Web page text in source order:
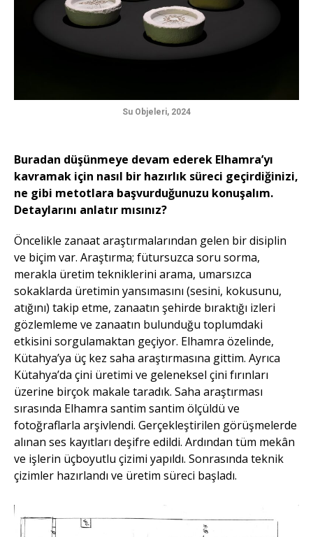
Su Objeleri, 2024
Buradan düşünmeye devam ederek Elhamra’yı
kavramak için nasıl bir hazırlık süreci geçirdiğinizi,
ne gibi metotlara başvurduğunuzu konuşalım.
Detaylarını anlatır mısınız?
Öncelikle zanaat araştırmalarından gelen bir disiplin
ve biçim var. Araştırma; fütursuzca soru sorma,
merakla üretim tekniklerini arama, umarsızca
sokaklarda üretimin yansımasını (sesini, kokusunu,
atığını) takip etme, zanaatın şehirde bıraktığı izleri
gözlemleme ve zanaatın bulunduğu toplumdaki
etkisini sorgulamaktan geçiyor. Elhamra özelinde,
Kütahya’ya üç kez saha araştırmasına gittim. Ayrıca
Kütahya’da çini üretimi ve geleneksel çini fırınları
üzerine birçok makale taradık. Saha araştırması
sırasında Elhamra santim santim ölçüldü ve
fotoğraflarla arşivlendi. Gerçekleştirilen görüşmelerde
alınan ses kayıtları deşifre edildi. Ardından tüm mekân
ve işlerin üçboyutlu çizimi yapıldı. Sonrasında teknik
çizimler hazırlandı ve üretim süreci başladı.